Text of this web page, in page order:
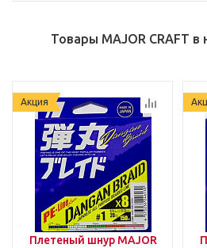
Товары MAJOR CRAFT
Акция
Плетеный шнур MAJOR